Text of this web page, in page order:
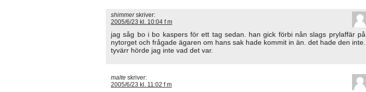
shimmer skriver:
2005/6/23 kl. 10:04 f m
jag såg bo i bo kaspers för ett tag sedan. han gick förbi nån slags prylaffär på
nytorget och frågade ägaren om hans sak hade kommit in än. det hade den inte.
tyvärr hörde jag inte vad det var.
malte skriver:
2005/6/23 kl. 11:02 f m